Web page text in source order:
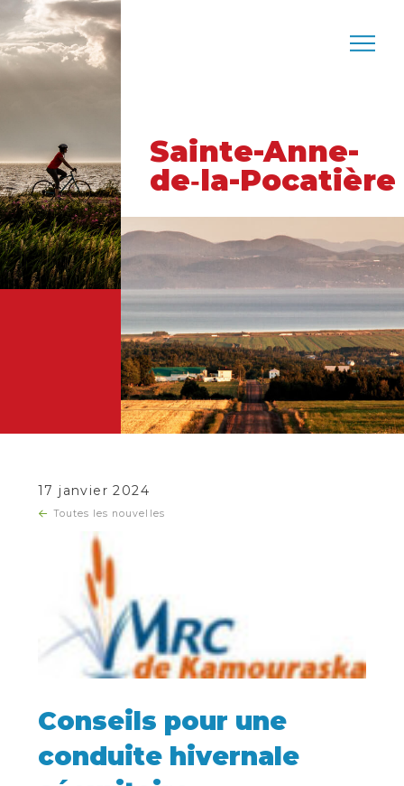
Sainte-Anne-
de‑la-Pocatière
17 janvier 2024
Toutes les nouvelles
Conseils pour une
conduite hivernale